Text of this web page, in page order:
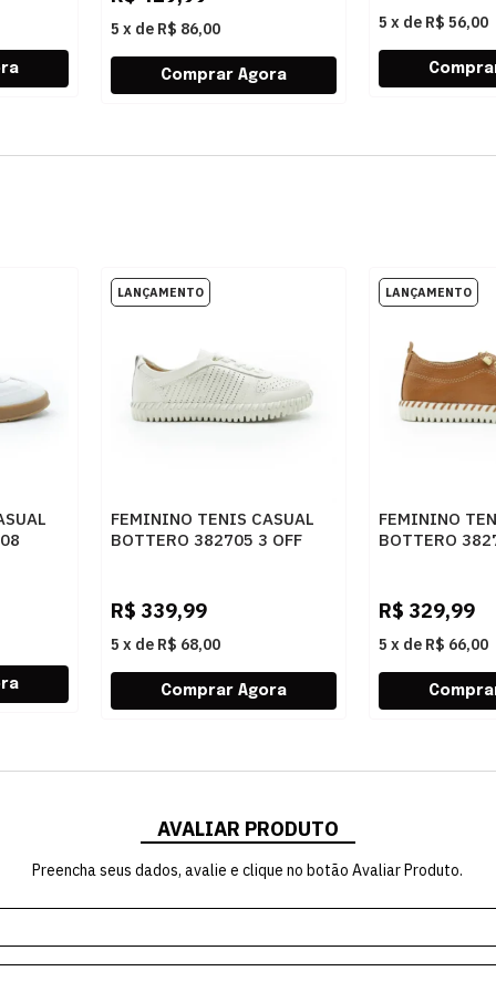
5 x de R$ 86,00 5 x de R$ 56,00
FEMININO TENIS CASUAL
BOTTERO 382705 3 OFF
R$ 339,99
5 x de R$ 68,00
FEMININO
BOTTERO
R$ 329,99
5 x de R$ 66,00
AVALIAR PRODUTO
Preencha seus dados, avalie e clique no botão Avaliar Produto.